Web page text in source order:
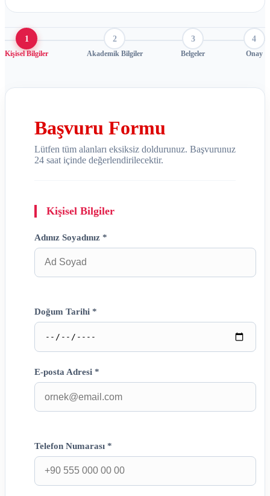
1
Kişisel Bilgiler
2
Akademik Bilgiler
3
Belgeler
4
Onay
Başvuru Formu
Lütfen tüm alanları eksiksiz doldurunuz. Başvurunuz
24 saat içinde değerlendirilecektir.
Kişisel Bilgiler
Adınız Soyadınız *
Doğum Tarihi *
E-posta Adresi *
Telefon Numarası *